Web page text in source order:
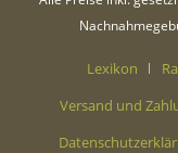
Lexikon
Versand und